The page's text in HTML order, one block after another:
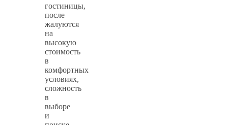
гостиницы,
после
жалуются
на
высокую
стоимость
в
комфортных
условиях,
сложность
в
выборе
и